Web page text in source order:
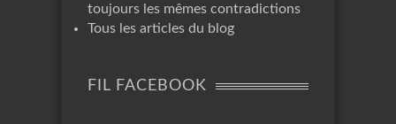
toujours les mêmes contradictions
Tous les articles du blog
FIL FACEBOOK